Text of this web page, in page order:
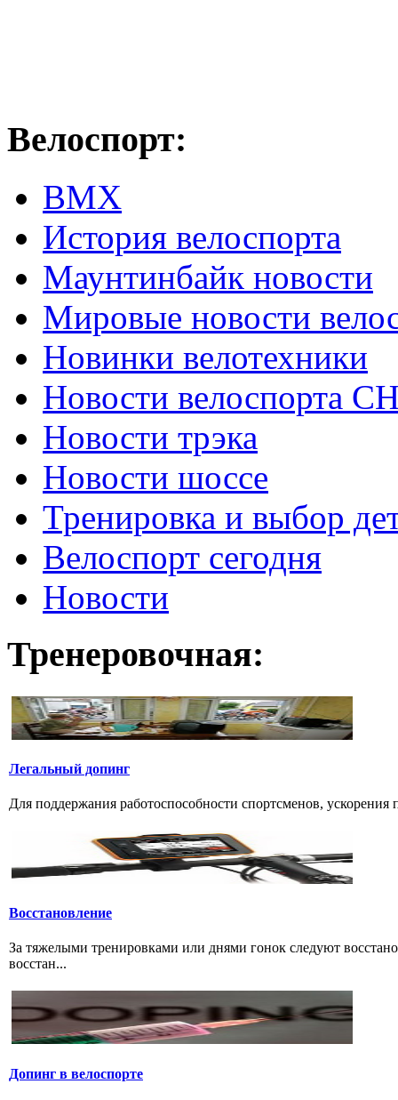
Велоспорт:
ВМХ
История велоспорта
Маунтинбайк новости
Мировые новости
Новинки велотехники
Новости велоспорта
Новости трэка
Новости шоссе
Тренировка и выбор
Велоспорт сегодня
Новости
Тренеровочная:
Легальный допинг
Для поддержания работоспособности спортсменов,
Восстановление
За тяжелыми тренировками или днями гонок следуют
восстан...
Допинг в велоспорте